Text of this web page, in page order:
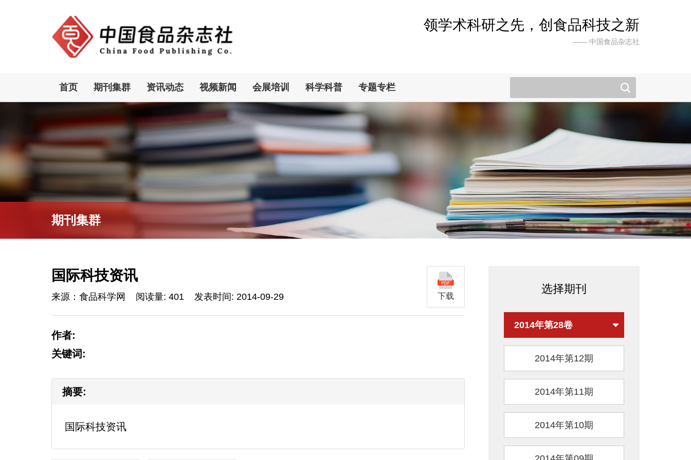
领学术科研之先，创食品科技之新
—— 中国食品杂志社
首页 期刊集群 资讯动态 视频新闻 会展培训 科学科普 专题专栏
期刊集群
国际科技资讯
来源：食品科学网 阅读量: 401 发表时间: 2014-09-29 下载
作者:
关键词:
摘要:
国际科技资讯
选择期刊
2014年第28卷
2014年第12期
2014年第11期
2014年第10期